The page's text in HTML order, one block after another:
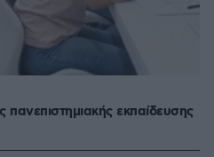
πανεπιστημιακής εκπαίδευσης